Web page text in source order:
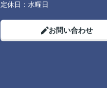
定休日： 水曜日
お問い合わせ